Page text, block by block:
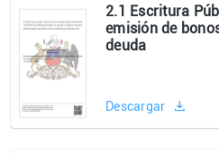
2.1 Escritura
emisión de
deuda
Descargar